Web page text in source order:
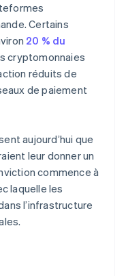
Certains
20 % du
cryptomonnaies
réduits de
de paiement
aujourd’hui que
leur donner un
commence à
laquelle les
l’infrastructure